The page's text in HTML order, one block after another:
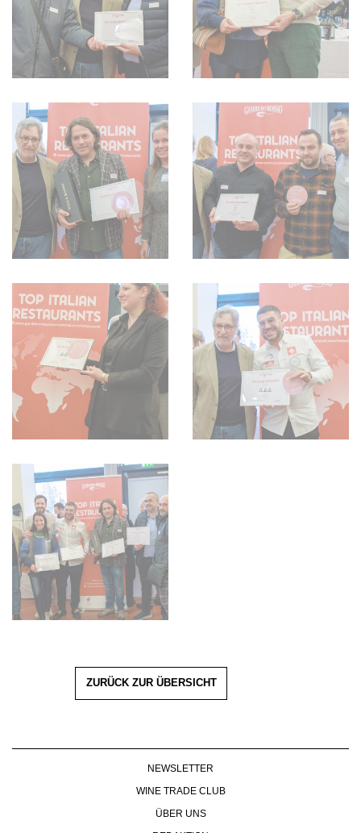
ZURÜCK ZUR ÜBERSICHT
NEWSLETTER
WINE TRADE CLUB
ÜBER UNS